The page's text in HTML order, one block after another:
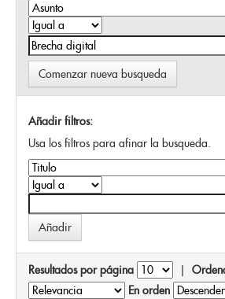
Comenzar nueva busqueda
Añadir filtros:
Usa los filtros para afinar la busqueda.
Resultados por página |
En orden